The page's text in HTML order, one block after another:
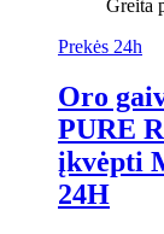
Greita
Prekės 24h
Oro
PURE
įkvėpti
24H